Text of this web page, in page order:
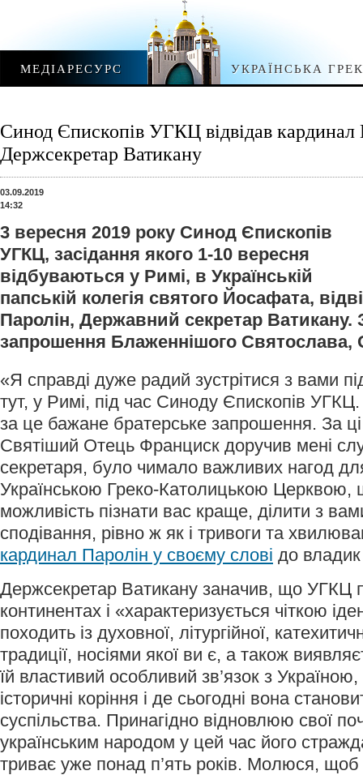
МЕДІАРЕСУРС УКРАЇНСЬКА
Синод Єпископів УГКЦ відвідав кардинал
Держсекретар Ватикану
03.09.2019
14:32
3 вересня 2019 року Синод Єпископів
УГКЦ, засідання якого 1-10 вересня
відбуваються у Римі, в Українській
папській колегія святого Йосафата,
Паролін, Державний секретар Ватикану.
запрошення Блаженнішого Святослава,
«Я справді дуже радий зустрітися з вами
тут, у Римі, під час Синоду Єпископів
за це бажане братерське запрошення. За ці
Святіший Отець Франциск доручив мені
секретаря, було чимало важливих нагод
Українською Греко-Католицькою Церквою,
можливість пізнати вас краще, ділити з
сподівання, рівно ж як і тривоги та
кардинал Паролін у своєму слові до
Держсекретар Ватикану заначив, що УГКЦ
континентах і «характеризується чіткою
походить із духовної, літургійної,
традиції, носіями якої ви є, а також
їй властивий особливий зв’язок з Україною,
історичні коріння і де сьогодні вона
суспільства. Принагідно відновлюю свої
українським народом у цей час його
триває уже понад п’ять років. Молюся,